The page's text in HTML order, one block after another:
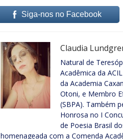
Siga-nos no Facebook
Claudia
Natural de
Acadêmica da
da Academia
Otoni, e Membro
(SBPA). Também
Honrosa no I
de Poesia Brasil
homenageada com a Comenda